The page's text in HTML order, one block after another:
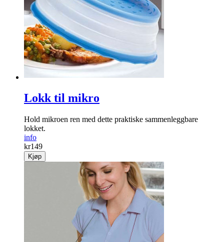
Lokk til mikro
Hold mikroen ren med dette praktiske sammenleggbare
lokket.
info
kr149
Kjøp